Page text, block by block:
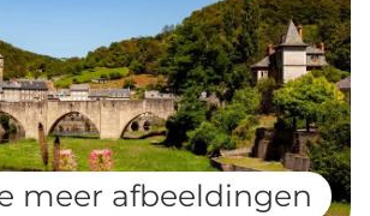
meer afbeeldingen